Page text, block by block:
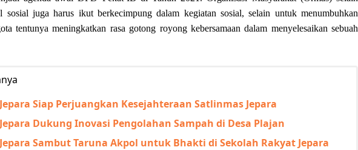
sosial juga harus ikut berkecimpung dalam kegiatan sosial, selain untuk menumbuhkan
tentunya meningkatkan rasa gotong royong kebersamaan dalam menyelesaikan sebuah
Siap Perjuangkan Kesejahteraan Satlinmas Jepara
Dukung Inovasi Pengolahan Sampah di Desa Plajan
Sambut Taruna Akpol untuk Bhakti di Sekolah Rakyat Jepara